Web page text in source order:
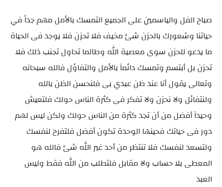
صباح الفل والياسمين على الجميع التمسك بالأمل مهم جداً في
حياتنا وشعورك بالحزن شئ مخيف فلا تحزن فلا يوجد فى الحياة
ما يدعو للحزن سوى معصية الله وطالما تحاول تجنب ذلك فلا
تحزن بل أبتسم وتمسك دائماَ بالأمل والتفاؤل فالله سبحانه
وتعالى يقول أنا عند ظن عبدي بى فلنحسن الظن بالله
ولنتفائل ولا نحزن ولا تفكر فى كثرة الناس حولك فلتعيش
وحيداَ أفضل من أن تجد كثرة من الناس حولك ولكن ليس لهم
دور فى حياتك فحينها الوحدة تكون أفضل فلتفرح لنفسك
ولتسعد لنفسك فلا تنتظر من أحد غير الله شئ فالله هو
المعطى بلا حساب ولا مقابل فلتطلب من الله فقط وليس
العبد